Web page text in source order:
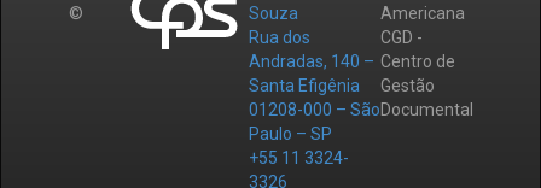
©
Souza
Rua dos
Andradas, 140 –
Santa Efigênia
01208-000 – São
Paulo – SP
+55 11 3324-
3326
Americana
CGD -
Centro de
Gestão
Documental